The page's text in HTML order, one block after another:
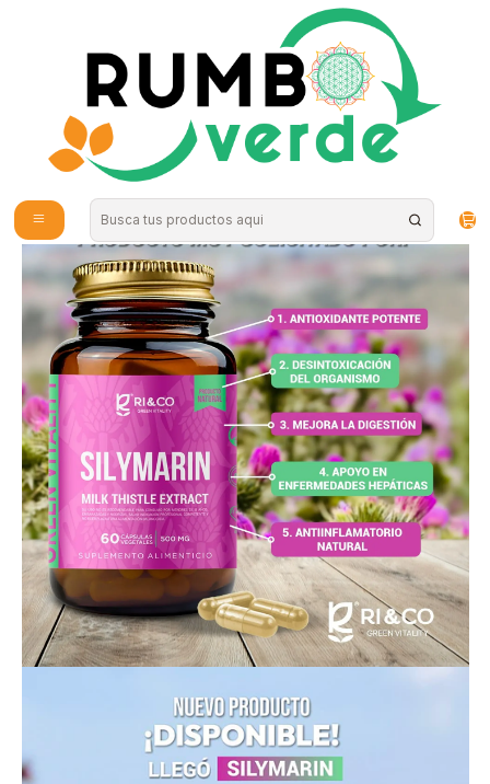
Envío gratis por compras sobre los 59.990 en la provincia de Santiago
Ri and Co - Silymarina 50mg 60c